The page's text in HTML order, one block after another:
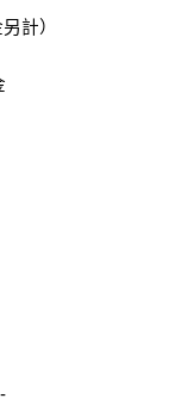
計）